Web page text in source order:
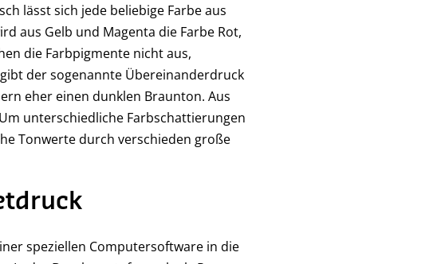
lässt sich jede beliebige Farbe aus
aus Gelb und Magenta die Farbe Rot,
die Farbpigmente nicht aus,
der sogenannte Übereinanderdruck
eher einen dunklen Braunton. Aus
unterschiedliche Farbschattierungen
Tonwerte durch verschieden große
speziellen Computersoftware in die